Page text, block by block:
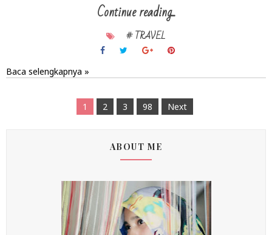
Continue reading...
# TRAVEL
Baca selengkapnya »
1 2 3 98 Next
ABOUT ME